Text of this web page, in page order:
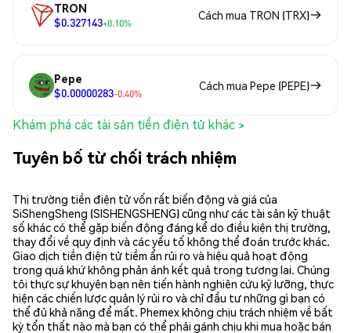
TRON
$0.327143+0.10%
Cách mua TRON (TRX)
Pepe
$0.00000283-0.40%
Cách mua Pepe (PEPE)
Khám phá các tài sản tiền điện tử khác >
Tuyên bố từ chối trách nhiệm
Thị trường tiền điện tử vốn rất biến động và giá của
SiShengSheng (SISHENGSHENG) cũng như các tài sản kỹ thuật
số khác có thể gặp biến động đáng kể do điều kiện thị trường,
thay đổi về quy định và các yếu tố không thể đoán trước khác.
Giao dịch tiền điện tử tiềm ẩn rủi ro và hiệu quả hoạt động
trong quá khứ không phản ánh kết quả trong tương lai. Chúng
tôi thực sự khuyên bạn nên tiến hành nghiên cứu kỹ lưỡng, thực
hiện các chiến lược quản lý rủi ro và chỉ đầu tư những gì bạn có
thể đủ khả năng để mất. Phemex không chịu trách nhiệm về bất
kỳ tổn thất nào mà bạn có thể phải gánh chịu khi mua hoặc bán